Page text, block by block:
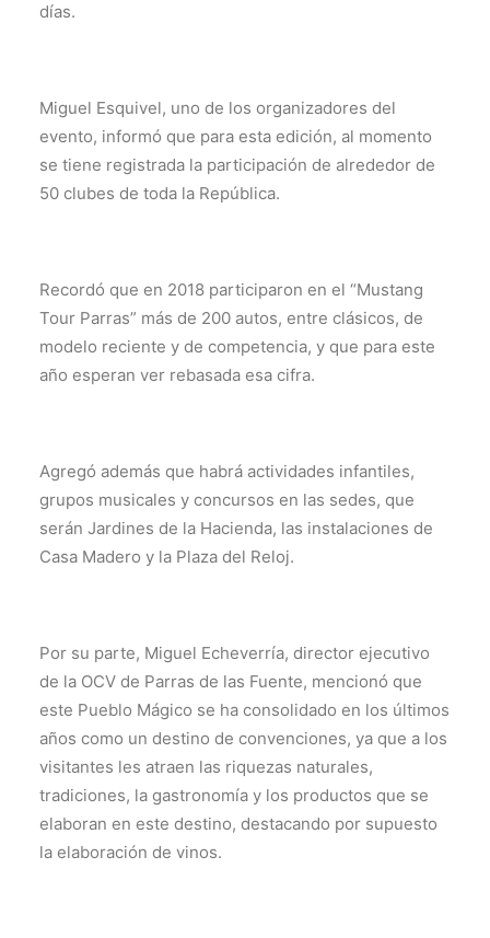
días.
Miguel Esquivel, uno de los organizadores del
evento, informó que para esta edición, al momento
se tiene registrada la participación de alrededor de
50 clubes de toda la República.
Recordó que en 2018 participaron en el “Mustang
Tour Parras” más de 200 autos, entre clásicos, de
modelo reciente y de competencia, y que para este
año esperan ver rebasada esa cifra.
Agregó además que habrá actividades infantiles,
grupos musicales y concursos en las sedes, que
serán Jardines de la Hacienda, las instalaciones de
Casa Madero y la Plaza del Reloj.
Por su parte, Miguel Echeverría, director ejecutivo
de la OCV de Parras de las Fuente, mencionó que
este Pueblo Mágico se ha consolidado en los últimos
años como un destino de convenciones, ya que a los
visitantes les atraen las riquezas naturales,
tradiciones, la gastronomía y los productos que se
elaboran en este destino, destacando por supuesto
la elaboración de vinos.